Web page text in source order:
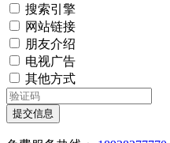
搜索引擎
网站链接
朋友介绍
电视广告
其他方式
提交信息